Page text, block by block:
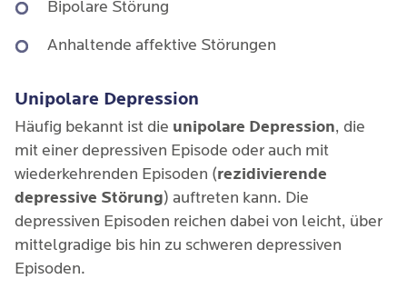
Artikel zum Thema "Anzeichen einer Depression".
Sie sind sich unsicher, ob bei Ihnen lediglich ein
handfeste Depression vorliegt? Schwierige
Situationen und Gefühle wie Traurigkeit und
Niedergeschlagenheit gehören schon mal zum
Leben dazu! Ausschlaggebend ist vor allen Dingen
der Zeitraum, in dem die Symptome der Depression
vorliegen.
Bei einer leichten depressiven Episode nach ICD-
10 treten einige Haupt- und Nebensymptome über
einen Zeitraum von mindestens zwei bis drei
Geringes Selbstwertgefühl
Sozialer Rückzug
Interessenverlust
Grübeln & Gedankenkreisen
Ängste
Antriebsmangel
prägen.
Kopf-, Nacken- und Rückenschmerzen
Schlafprobleme / Vermehrter Schlaf
Appetitlosigkeit / Vermehrter Appetit
Libidoverlust
Magen- & Darmprobleme
Konzentrationsschwierigkeiten
Gewichtsverlust / Gewichtszunahme
Bipolare Störung
Anhaltende affektive Störungen
Unipolare Depression
Häufig bekannt ist die unipolare Depression, die
mit einer depressiven Episode oder auch mit
wiederkehrenden Episoden (rezidivierende
depressive Störung) auftreten kann. Die
depressiven Episoden reichen dabei von leicht, über
mittelgradige bis hin zu schweren depressiven
Episoden.